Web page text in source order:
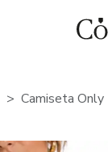
Camiseta Only